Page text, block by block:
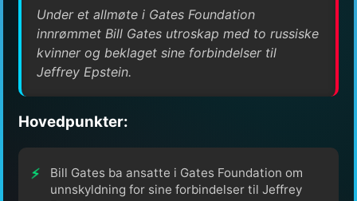
Under et allmøte i Gates Foundation
innrømmet Bill Gates utroskap med to russiske
kvinner og beklaget sine forbindelser til
Jeffrey Epstein.
Hovedpunkter:
Bill Gates ba ansatte i Gates Foundation om
unnskyldning for sine forbindelser til Jeffrey